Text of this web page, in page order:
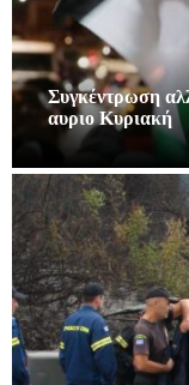
Συγκέντρωση
αυριο Κυριακή